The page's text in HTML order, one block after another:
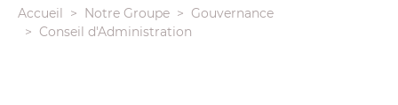
Accueil Notre Groupe
Gouvernance
Conseil d'Administration